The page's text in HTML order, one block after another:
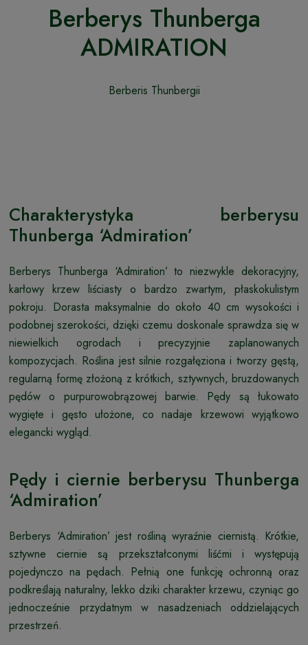
Berberys Thunberga
ADMIRATION
Berberis Thunbergii
Charakterystyka berberysu
Thunberga ‘Admiration’
Berberys Thunberga ‘Admiration’ to niezwykle dekoracyjny,
karłowy krzew liściasty o bardzo zwartym, płaskokulistym
pokroju. Dorasta maksymalnie do około 40 cm wysokości i
podobnej szerokości, dzięki czemu doskonale sprawdza się w
niewielkich ogrodach i precyzyjnie zaplanowanych
kompozycjach. Roślina jest silnie rozgałęziona i tworzy gęstą,
regularną formę złożoną z krótkich, sztywnych, bruzdowanych
pędów o purpurowobrązowej barwie. Pędy są łukowato
wygięte i gęsto ułożone, co nadaje krzewowi wyjątkowo
elegancki wygląd.
Pędy i ciernie berberysu Thunberga
‘Admiration’
Berberys ‘Admiration’ jest rośliną wyraźnie ciernistą. Krótkie,
sztywne ciernie są przekształconymi liśćmi i występują
pojedynczo na pędach. Pełnią one funkcję ochronną oraz
podkreślają naturalny, lekko dziki charakter krzewu, czyniąc go
jednocześnie przydatnym w nasadzeniach oddzielających
przestrzeń.